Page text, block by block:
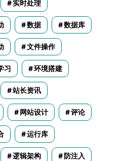
实时处理
数据 数据库
文件操作
习 环境搭建
站长资讯
网站设计 评论
运行库
逻辑架构 防注入